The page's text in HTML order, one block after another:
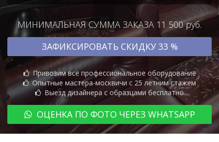
МИНИМАЛЬНАЯ СУММА ЗАКАЗА 11 500 руб.
ЗАФИКСИРОВАТЬ СКИДКУ 33 %
Привозим всё профессиональное оборудование
Опытные мастера-москвичи с 25 летним стажем
Выезд дизайнера с образцами бесплатно
ОЦЕНКА ПО ФОТО ЧЕРЕЗ WHATSAPP